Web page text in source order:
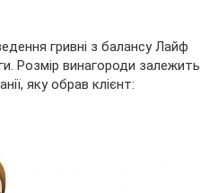
гривні з балансу Лайф
Розмір винагороди залежить
яку обрав клієнт: